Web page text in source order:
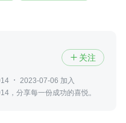
 关注
2023-07-06 加入
，分享每一份成功的喜悦。